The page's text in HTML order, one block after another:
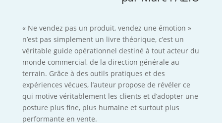
« Ne vendez pas un produit, vendez une émotion »
n’est pas simplement un livre théorique, c’est un
véritable guide opérationnel destiné à tout acteur du
monde commercial, de la direction générale au
terrain. Grâce à des outils pratiques et des
expériences vécues, l’auteur propose de révéler ce
qui motive véritablement les clients et d’adopter une
posture plus fine, plus humaine et surtout plus
performante en vente.